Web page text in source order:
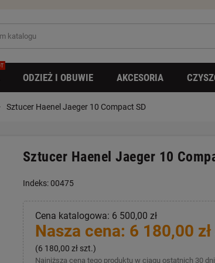
ODZIEŻ I OBUWIE AKCESORIA
Sztucer Haenel Jaeger 10 Compact SD
Sztucer Haenel Jaeger 10
Indeks: 00475
Cena katalogowa: 6 500,00 zł
Nasza cena: 6 180,00 zł
(6 180,00 zł szt.)
Najniższa cena tego produktu w ciągu ostatnich 30